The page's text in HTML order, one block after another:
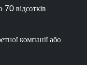
відсотків
компанії або